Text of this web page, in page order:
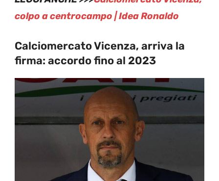
colpo a centrocampo | Idea Ronaldo
Calciomercato Vicenza, arriva la
firma: accordo fino al 2023